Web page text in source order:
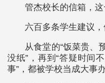
管杰校长的信箱，这
六百多条学生建议，
从食堂的“饭菜贵、
没纸”，再到“答疑时间
事”，都被学校当成大事办